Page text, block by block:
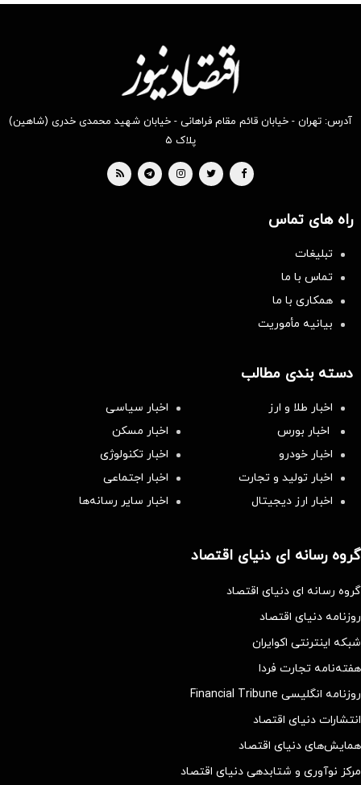
آدرس: تهران - خیابان قائم مقام فراهانی - خیابان شهید محمدی خدری (شاهین)
پلاک ۵
راه های تماس
تبلیغات
تماس با ما
همکاری با ما
بیانیه مأموریت
دسته بندی مطالب
اخبار طلا و ارز
اخبار سیاسی
اخبار بورس
اخبار مسکن
اخبار خودرو
اخبار تکنولوژی
اخبار تولید و تجارت
اخبار اجتماعی
اخبار ارز دیجیتال
اخبار سایر رسانه‌‌ها
گروه رسانه ای دنیای اقتصاد
گروه رسانه ای دنیای اقتصاد
روزنامه دنیای اقتصاد
شبکه اینترنتی اکوایران
هفته‌نامه تجارت فردا
روزنامه انگلیسی Financial Tribune
انتشارات دنیای اقتصاد
همایش‌های دنیای اقتصاد
مرکز نوآوری و شتابدهی دنیای اقتصاد